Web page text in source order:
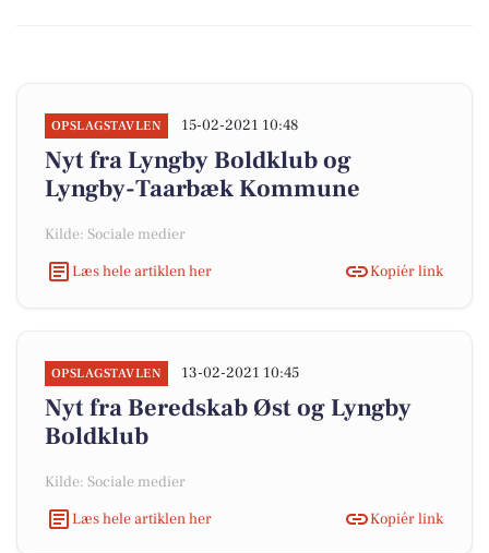
OPSLAGSTAVLEN 15-02-2021 10:48
Nyt fra Lyngby Boldklub og
Lyngby-Taarbæk Kommune
Kilde: Sociale medier
Læs hele artiklen her
Kopiér link
OPSLAGSTAVLEN 13-02-2021 10:45
Nyt fra Beredskab Øst og Lyngby
Boldklub
Kilde: Sociale medier
Læs hele artiklen her
Kopiér link